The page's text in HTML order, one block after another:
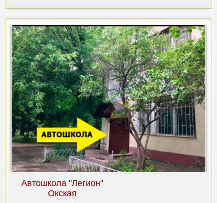
Автошкола "Легион"
Окская